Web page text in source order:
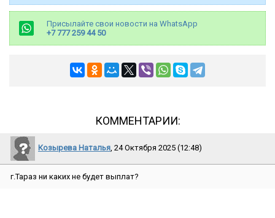
Присылайте свои новости на WhatsApp
+7 777 259 44 50
КОММЕНТАРИИ:
Козырева Наталья, 24 Октября 2025 (12:48)
г.Тараз ни каких не будет выплат?